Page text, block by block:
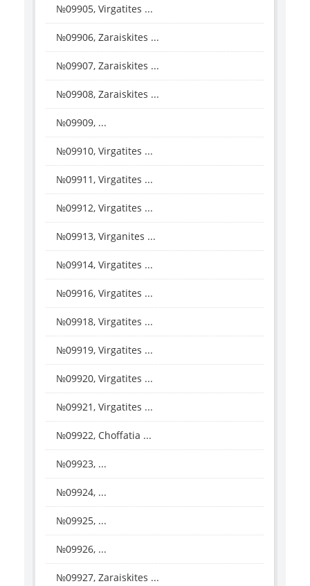
№09905, Virgatites ...
№09906, Zaraiskites ...
№09907, Zaraiskites ...
№09908, Zaraiskites ...
№09909, ...
№09910, Virgatites ...
№09911, Virgatites ...
№09912, Virgatites ...
№09913, Virganites ...
№09914, Virgatites ...
№09916, Virgatites ...
№09918, Virgatites ...
№09919, Virgatites ...
№09920, Virgatites ...
№09921, Virgatites ...
№09922, Choffatia ...
№09923, ...
№09924, ...
№09925, ...
№09926, ...
№09927, Zaraiskites ...